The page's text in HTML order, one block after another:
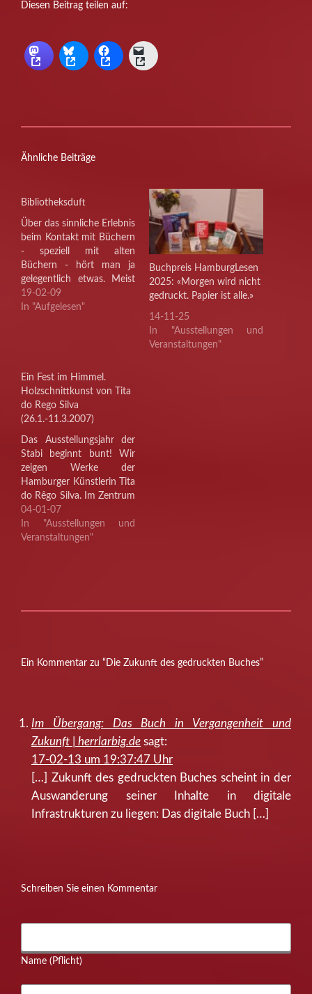
Diesen Beitrag teilen auf:
Ähnliche Beiträge
Bibliotheksduft
Über das sinnliche Erlebnis
beim Kontakt mit Büchern
- speziell mit alten
Büchern - hört man ja
gelegentlich etwas. Meist
im Zusammenhang mit
der Diskussion um die
Bibliotheksliebhabern
geschätzt. Aber als
Parfüm? Kein Scherz: das
gibt…
19-02-09
In "Aufgelesen"
Buchpreis HamburgLesen
2025: «Morgen wird nicht
gedruckt. Papier ist alle.»
14-11-25
In "Ausstellungen und
Veranstaltungen"
Ein Fest im Himmel.
Holzschnittkunst von Tita
do Rego Silva
(26.1.-11.3.2007)
Das Ausstellungsjahr der
Stabi beginnt bunt! Wir
zeigen Werke der
Hamburger Künstlerin Tita
do Rêgo Silva. Im Zentrum
der Ausstellung steht ihr
neues Buch "Ein Fest im
Himmel" - eine
04-01-07
In "Ausstellungen und
Veranstaltungen"
Ein Kommentar zu “Die Zukunft des gedruckten Buches”
Im Übergang: Das Buch in Vergangenheit und
Zukunft | herrlarbig.de sagt:
17-02-13 um 19:37:47 Uhr
[…] Zukunft des gedruckten Buches scheint in der
Auswanderung seiner Inhalte in digitale
Infrastrukturen zu liegen: Das digitale Buch […]
Schreiben Sie einen Kommentar
Name (Pflicht)